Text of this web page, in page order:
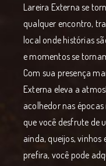
Lareira Externa se
qualquer encontro,
local onde histórias
e momentos se
Com sua presença
Externa eleva a
acolhedor nas
que você desfrute de
ainda, queijos, vinhos
prefira, você pode